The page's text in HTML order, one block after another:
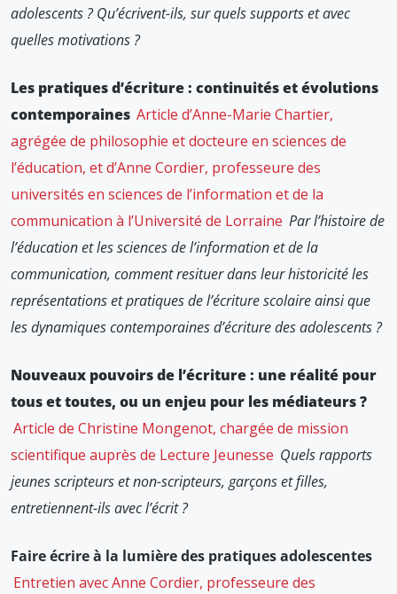
adolescents ? Qu’écrivent-ils, sur quels supports et avec
quelles motivations ?
Les pratiques d’écriture : continuités et évolutions
contemporaines Article d’Anne-Marie Chartier,
agrégée de philosophie et docteure en sciences de
l’éducation, et d’Anne Cordier, professeure des
universités en sciences de l’information et de la
communication à l’Université de Lorraine Par l’histoire de
l’éducation et les sciences de l’information et de la
communication, comment resituer dans leur historicité les
représentations et pratiques de l’écriture scolaire ainsi que
les dynamiques contemporaines d’écriture des adolescents ?
Nouveaux pouvoirs de l’écriture : une réalité pour
tous et toutes, ou un enjeu pour les médiateurs ?
Article de Christine Mongenot, chargée de mission
scientifique auprès de Lecture Jeunesse Quels rapports
jeunes scripteurs et non-scripteurs, garçons et filles,
entretiennent-ils avec l’écrit ?
Faire écrire à la lumière des pratiques adolescentes
Entretien avec Anne Cordier, professeure des